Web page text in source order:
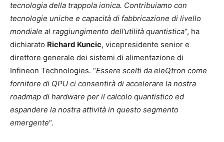
tecnologia della trappola ionica. Contribuiamo con
tecnologie uniche e capacità di fabbricazione di livello
mondiale al raggiungimento dell’utilità quantistica“, ha
dichiarato Richard Kuncic, vicepresidente senior e
direttore generale dei sistemi di alimentazione di
Infineon Technologies. “Essere scelti da eleQtron come
fornitore di QPU ci consentirà di accelerare la nostra
roadmap di hardware per il calcolo quantistico ed
espandere la nostra attività in questo segmento
emergente“.